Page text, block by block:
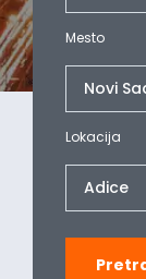
Mesto
Lokacija
Adice